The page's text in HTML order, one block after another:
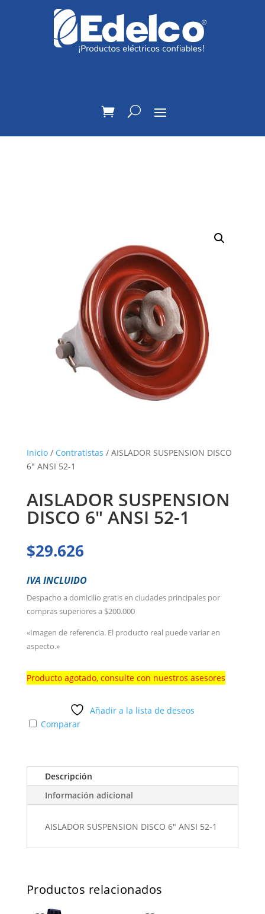
Inicio/ Contratistas / AISLADOR SUSPENSION DISCO
6″ ANSI 52-1
AISLADOR SUSPENSION
DISCO 6″ ANSI 52-1
$29.626
IVA INCLUIDO
Despacho a domicilio gratis en ciudades principales por
compras superiores a $200.000
«Imagen de referencia. El producto real puede variar en
aspecto.»
Producto agotado, consulte con nuestros asesores
Añadir a la lista de deseos
Comparar
Descripción
Información adicional
AISLADOR SUSPENSION DISCO 6" ANSI 52-1
Productos relacionados